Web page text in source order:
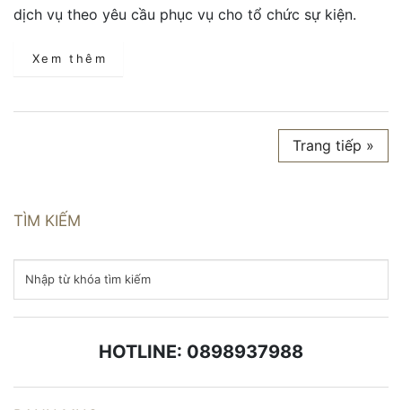
dịch vụ theo yêu cầu phục vụ cho tổ chức sự kiện.
Xem thêm
Trang tiếp »
TÌM KIẾM
HOTLINE: 0898937988